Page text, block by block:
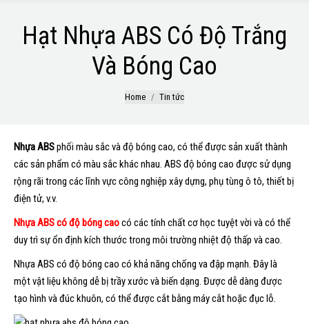
Hạt Nhựa ABS Có Độ Trắng
Và Bóng Cao
Home Tin tức
Nhựa ABSphối màu sắc và độ bóng cao, có thể được sản xuất thành
các sản phẩm có màu sắc khác nhau. ABS độ bóng cao được sử dụng
rộng rãi trong các lĩnh vực công nghiệp xây dựng, phụ tùng ô tô, thiết bị
điện tử, v.v.
Nhựa ABS có độ bóng caocó các tính chất cơ học tuyệt vời và có thể
duy trì sự ổn định kích thước trong môi trường nhiệt độ thấp và cao.
Nhựa ABS có độ bóng cao có khả năng chống va đập mạnh. Đây là
một vật liệu không dễ bị trầy xước và biến dạng. Được dễ dàng được
tạo hình và đúc khuôn, có thể được cắt bằng máy cắt hoặc đục lỗ.